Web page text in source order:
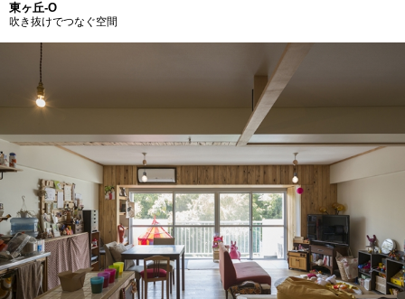
東ヶ丘-O
吹き抜けでつなぐ空間